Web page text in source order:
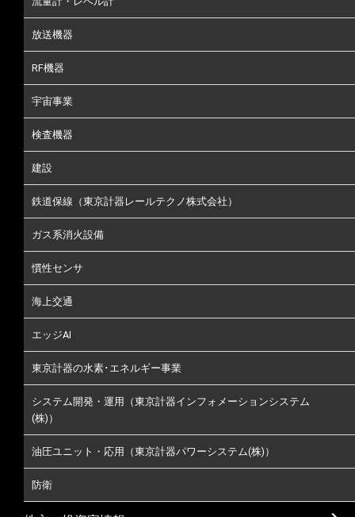
放送機器
RF機器
宇宙事業
検査機器
建設
鉄道保線（東京計器レールテクノ株式会社）
ガス系消火設備
慣性センサ
海上交通
エッジAI
東京計器の水素･エネルギー事業
システム開発・運用（東京計器インフォメーションシステム
(株)）
油圧ユニット・応用（東京計器パワーシステム(株)）
防衛